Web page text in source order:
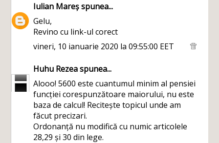
Iulian Mareșspunea...
Gelu,
Revino cu link-ul corect
vineri, 10 ianuarie 2020 la 09:55:00 EET
Huhu Rezeaspunea...
Alooo! 5600 este cuantumul minim al pensiei
funcției corespunzătoare maiorului, nu este
baza de calcul! Recitește topicul unde am
făcut precizari.
Ordonanță nu modifică cu numic articolele
28,29 și 30 din lege.